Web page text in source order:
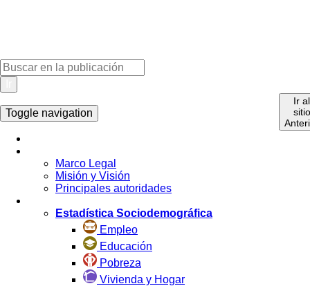
Ir al
sitio
Toggle navigation
Marco Legal
Misión y Visión
Principales autoridades
Estadística Sociodemográfica
Empleo
Educación
Pobreza
Vivienda y Hogar